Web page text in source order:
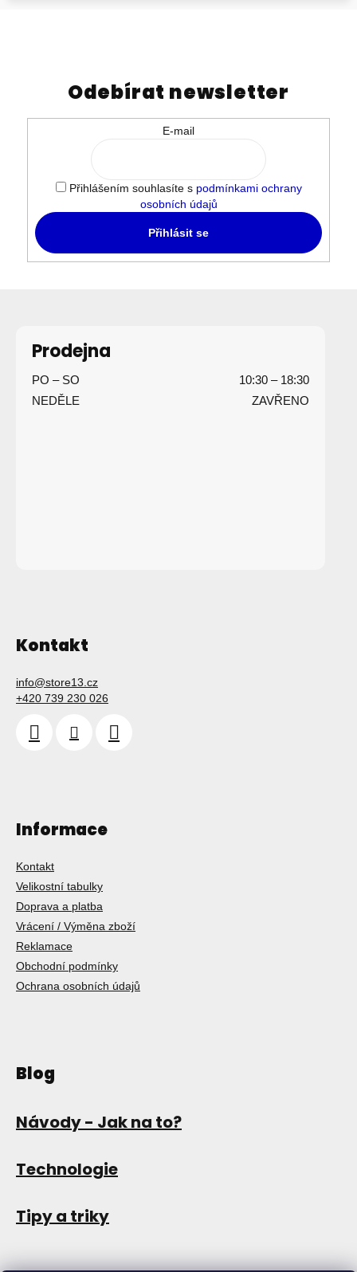
Odebírat newsletter
E-mail
Přihlášením souhlasíte s podmínkami ochrany
osobních údajů
Přihlásit se
Prodejna
PO – SO
10:30 – 18:30
NEDĚLE
ZAVŘENO
Kontakt
info@store13.cz
+420 739 230 026
Informace
Kontakt
Velikostní tabulky
Doprava a platba
Vrácení / Výměna zboží
Reklamace
Obchodní podmínky
Ochrana osobních údajů
Blog
Návody - Jak na to?
Technologie
Tipy a triky